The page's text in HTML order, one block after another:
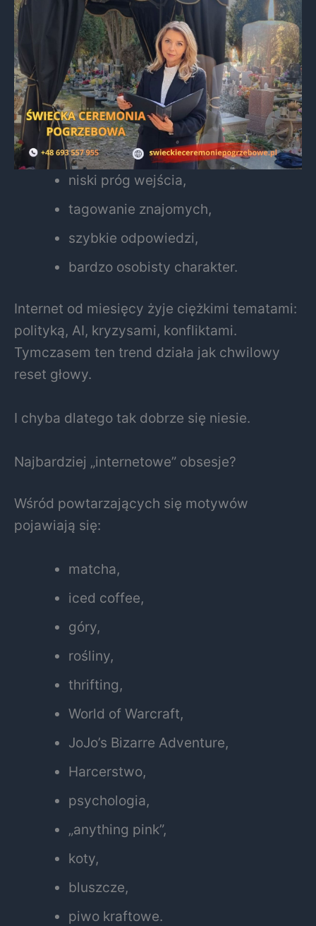
niski próg wejścia,
tagowanie znajomych,
szybkie odpowiedzi,
bardzo osobisty charakter.
Internet od miesięcy żyje ciężkimi tematami:
polityką, AI, kryzysami, konfliktami.
Tymczasem ten trend działa jak chwilowy
reset głowy.
I chyba dlatego tak dobrze się niesie.
Najbardziej „internetowe” obsesje?
Wśród powtarzających się motywów
pojawiają się:
matcha,
iced coffee,
góry,
rośliny,
thrifting,
World of Warcraft,
JoJo’s Bizarre Adventure,
Harcerstwo,
psychologia,
„anything pink”,
koty,
bluszcze,
piwo kraftowe.